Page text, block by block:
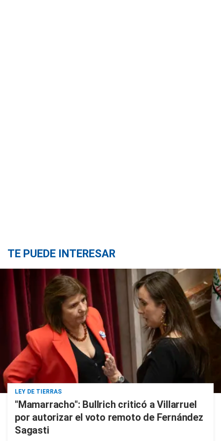
TE PUEDE INTERESAR
LEY DE TIERRAS
"Mamarracho": Bullrich criticó a Villarruel
por autorizar el voto remoto de Fernández
Sagasti